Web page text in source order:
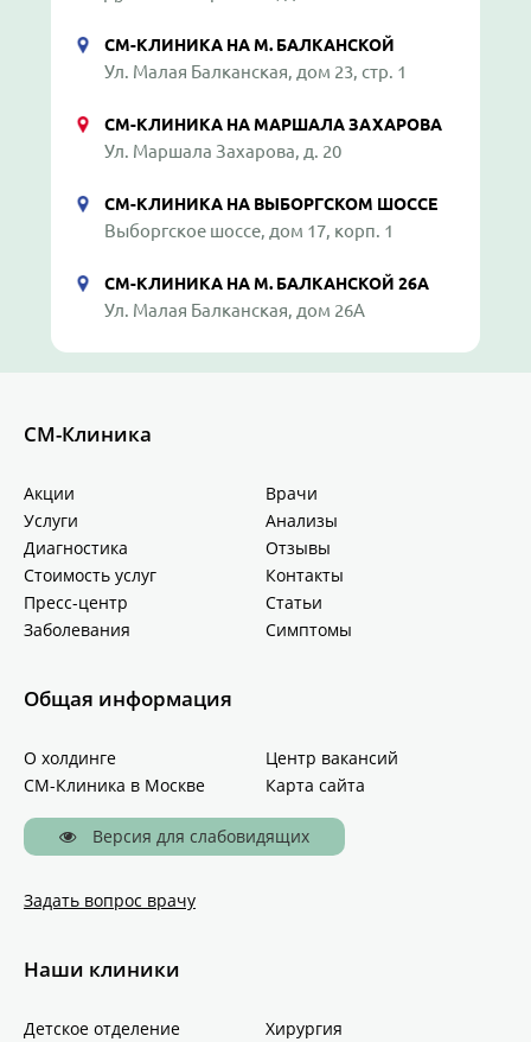
СМ-КЛИНИКА НА М. БАЛКАНСКОЙ
Ул. Малая Балканская, дом 23, стр. 1
СМ-КЛИНИКА НА МАРШАЛА ЗАХАРОВА
Ул. Маршала Захарова, д. 20
СМ-КЛИНИКА НА ВЫБОРГСКОМ ШОССЕ
Выборгское шоссе, дом 17, корп. 1
СМ-КЛИНИКА НА М. БАЛКАНСКОЙ 26А
Ул. Малая Балканская, дом 26А
СМ-Клиника
Акции
Врачи
Услуги
Анализы
Диагностика
Отзывы
Стоимость услуг
Контакты
Пресс-центр
Статьи
Заболевания
Симптомы
Общая информация
О холдинге
Центр вакансий
СМ-Клиника в Москве
Карта сайта
Версия для слабовидящих
Задать вопрос врачу
Наши клиники
Детское отделение Хирургия